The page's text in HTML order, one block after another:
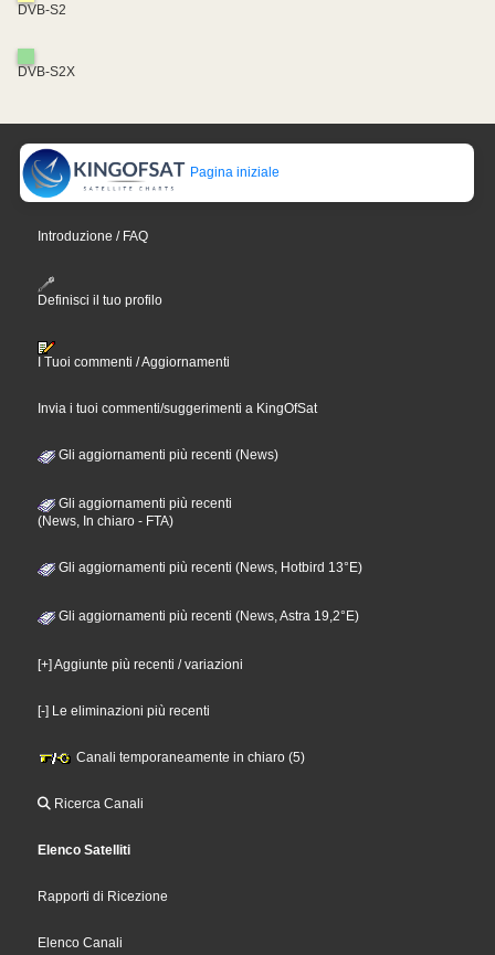
DVB-S2
DVB-S2X
Pagina iniziale
Introduzione / FAQ
Definisci il tuo profilo
I Tuoi commenti / Aggiornamenti
Invia i tuoi commenti/suggerimenti a KingOfSat
Gli aggiornamenti più recenti (News)
Gli aggiornamenti più recenti
(News, In chiaro - FTA)
Gli aggiornamenti più recenti (News, Hotbird 13°E)
Gli aggiornamenti più recenti (News, Astra 19,2°E)
[+] Aggiunte più recenti / variazioni
[-] Le eliminazioni più recenti
Canali temporaneamente in chiaro (5)
Ricerca Canali
Elenco Satelliti
Rapporti di Ricezione
Elenco Canali